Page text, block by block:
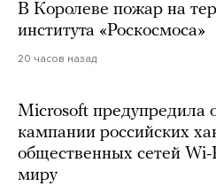
В Королеве пожар на
института «Роскосмоса»
20 часов назад
Microsoft предупредила
кампании российских
общественных сетей Wi-
миру